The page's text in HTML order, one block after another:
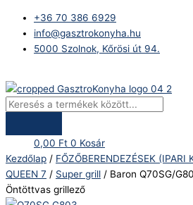
content
+36 70 386 6929
info@gasztrokonyha.hu
5000 Szolnok, Kőrösi út 94.
search
0,00 Ft 0 Kosár
Kezdőlap / FŐZŐBERENDEZÉSEK (IPARI
QUEEN 7 / Super grill / Baron Q70SG/
Öntöttvas grillező
Q70SG/G803
Super
gáz
M80
-
Öntöttvas
mennyiség